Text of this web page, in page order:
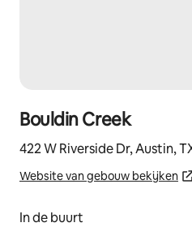
Bouldin Creek
422 W Riverside Dr, Austin,
Website van gebouw bekijken
In de buurt